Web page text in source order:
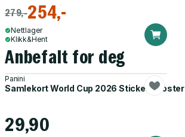
279,-254,-
Nettlager
Klikk&Hent
Anbefalt for deg
Panini
Samlekort World Cup 2026 Sticker Booster
29,90